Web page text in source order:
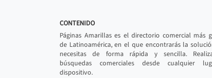
CONTENIDO
Páginas Amarillas es el directorio comercial más
de Latinoamérica, en el que encontrarás la
necesitas de forma rápida y sencilla.
búsquedas comerciales desde cualquier
dispositivo.